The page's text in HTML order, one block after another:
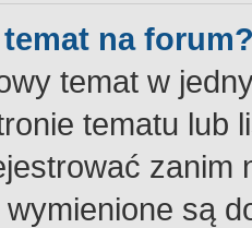
na
temat w
tematu lub
są